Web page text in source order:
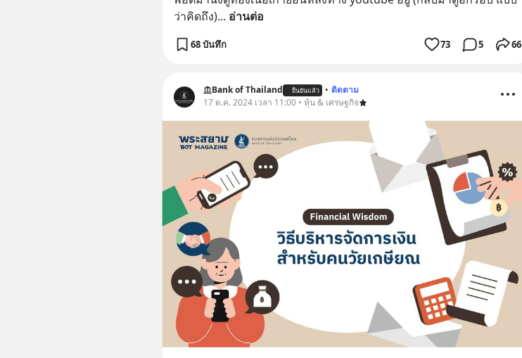
ว่าคิดถึง)... อ่านต่อ
68 บันทึก 73 5 66
Bank of Thailand ยืนยันแล้ว • ติดตาม
17 ต.ค. 2024 เวลา 11:00 • หุ้น & เศรษฐกิจ